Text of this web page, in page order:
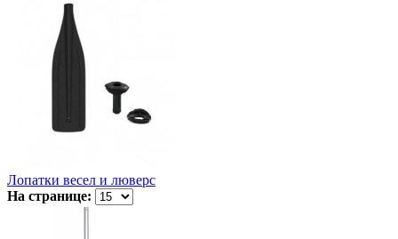
Лопатки весел и люверс
На странице: